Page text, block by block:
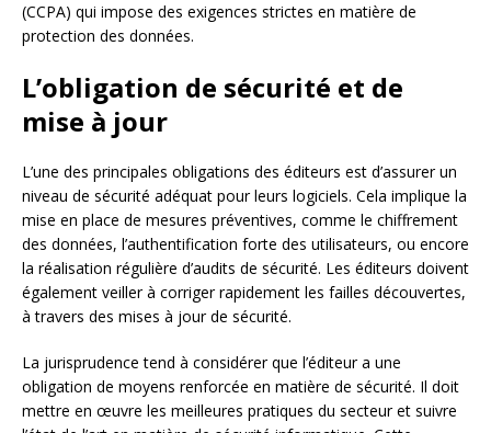
(CCPA) qui impose des exigences strictes en matière de
protection des données.
L’obligation de sécurité et de
mise à jour
L’une des principales obligations des éditeurs est d’assurer un
niveau de sécurité adéquat pour leurs logiciels. Cela implique la
mise en place de mesures préventives, comme le chiffrement
des données, l’authentification forte des utilisateurs, ou encore
la réalisation régulière d’audits de sécurité. Les éditeurs doivent
également veiller à corriger rapidement les failles découvertes,
à travers des mises à jour de sécurité.
La jurisprudence tend à considérer que l’éditeur a une
obligation de moyens renforcée en matière de sécurité. Il doit
mettre en œuvre les meilleures pratiques du secteur et suivre